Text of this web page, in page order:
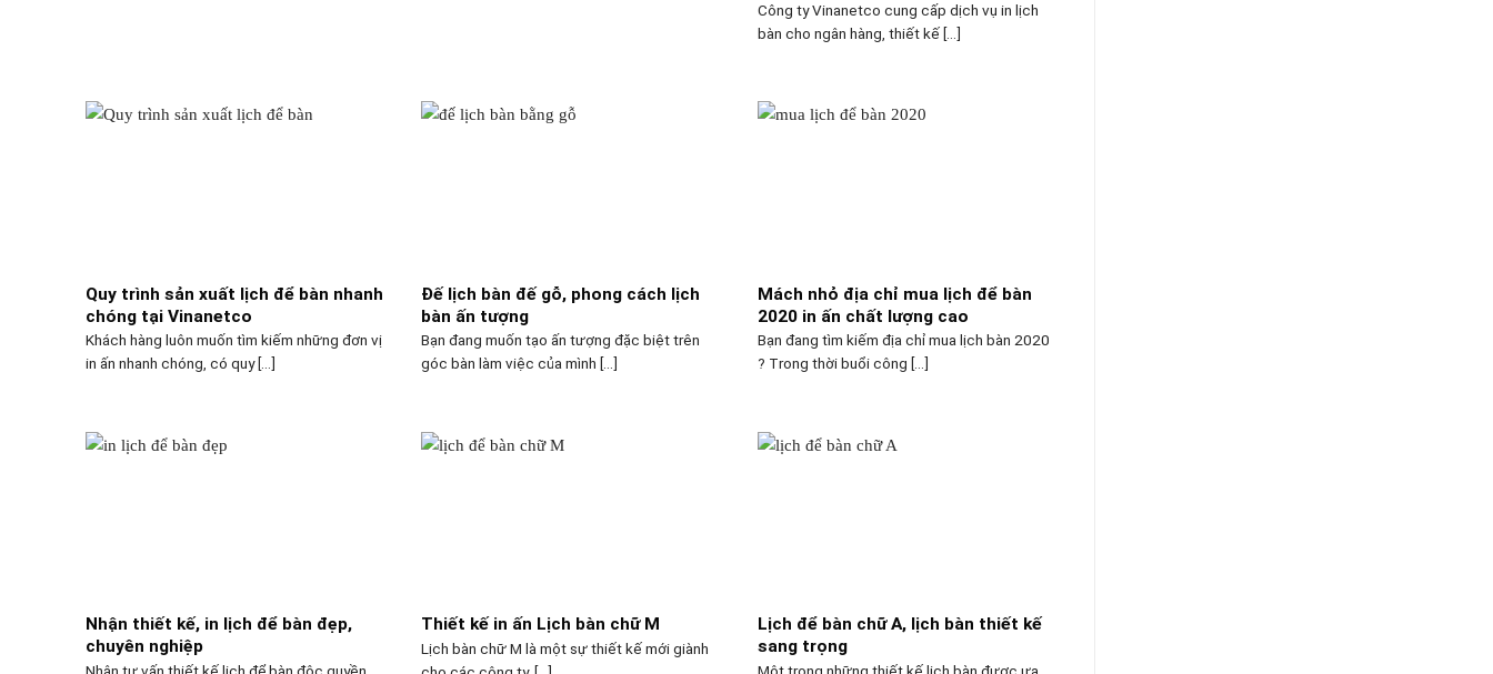
Công ty Vinanetco cung cấp dịch vụ in lịch
bàn cho ngân hàng, thiết kế [...]
Quy trình sản xuất lịch để bàn nhanh
chóng tại Vinanetco
Khách hàng luôn muốn tìm kiếm những đơn vị
in ấn nhanh chóng, có quy [...]
Đế lịch bàn đế gỗ, phong cách lịch
bàn ấn tượng
Bạn đang muốn tạo ấn tượng đặc biệt trên
góc bàn làm việc của mình [...]
Mách nhỏ địa chỉ mua lịch để bàn
2020 in ấn chất lượng cao
Bạn đang tìm kiếm địa chỉ mua lịch bàn 2020
? Trong thời buổi công [...]
Nhận thiết kế, in lịch để bàn đẹp,
chuyên nghiệp
Nhận tư vấn thiết kế lịch để bàn độc quyền,
Thiết kế in ấn Lịch bàn chữ M
Lịch bàn chữ M là một sự thiết kế mới giành
Lịch để bàn chữ A, lịch bàn thiết kế
sang trọng
Một trong những thiết kế lịch bàn được ưa